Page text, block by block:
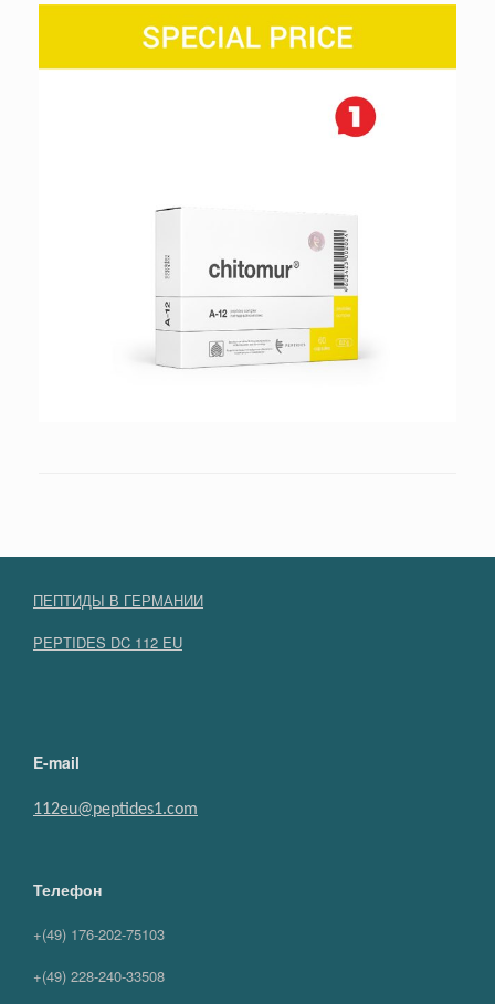
ПЕПТИДЫ В ГЕРМАНИИ
PEPTIDES DC 112 EU
E-mail
112eu@peptides1.com
Телефон
+(49) 176-202-75103
+(49) 228-240-33508